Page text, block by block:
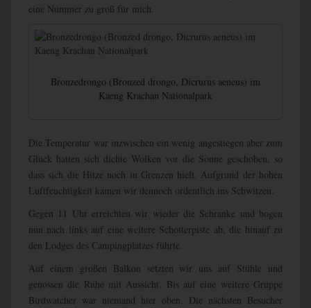
eine Nummer zu groß für mich.
Bronzedrongo (Bronzed drongo, Dicrurus aeneus) im
Kaeng Krachan Nationalpark
Die Temperatur war inzwischen ein wenig angestiegen aber zum
Glück hatten sich dichte Wolken vor die Sonne geschoben, so
dass sich die Hitze noch in Grenzen hielt. Aufgrund der hohen
Luftfeuchtigkeit kamen wir dennoch ordentlich ins Schwitzen.
Gegen 11 Uhr erreichten wir wieder die Schranke und bogen
nun nach links auf eine weitere Schotterpiste ab, die hinauf zu
den Lodges des Campingplatzes führte.
Auf einem großen Balkon setzten wir uns auf Stühle und
genossen die Ruhe mit Aussicht. Bis auf eine weitere Gruppe
Birdwatcher war niemand hier oben. Die nächsten Besucher